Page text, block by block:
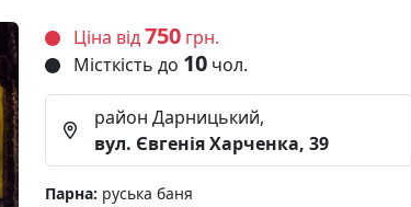
Ціна від750грн.
Місткість до 10чол.
район Дарницький,
вул. Євгенія Харченка, 39
Парна: руська баня